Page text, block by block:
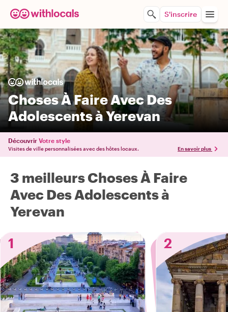
S'inscrire
Choses À Faire Avec Des
Adolescents à Yerevan
Découvrir Votre style
Visites de ville personnalisées avec des hôtes locaux. En savoir plus
3 meilleurs Choses À Faire
Avec Des Adolescents à
Yerevan
1
2